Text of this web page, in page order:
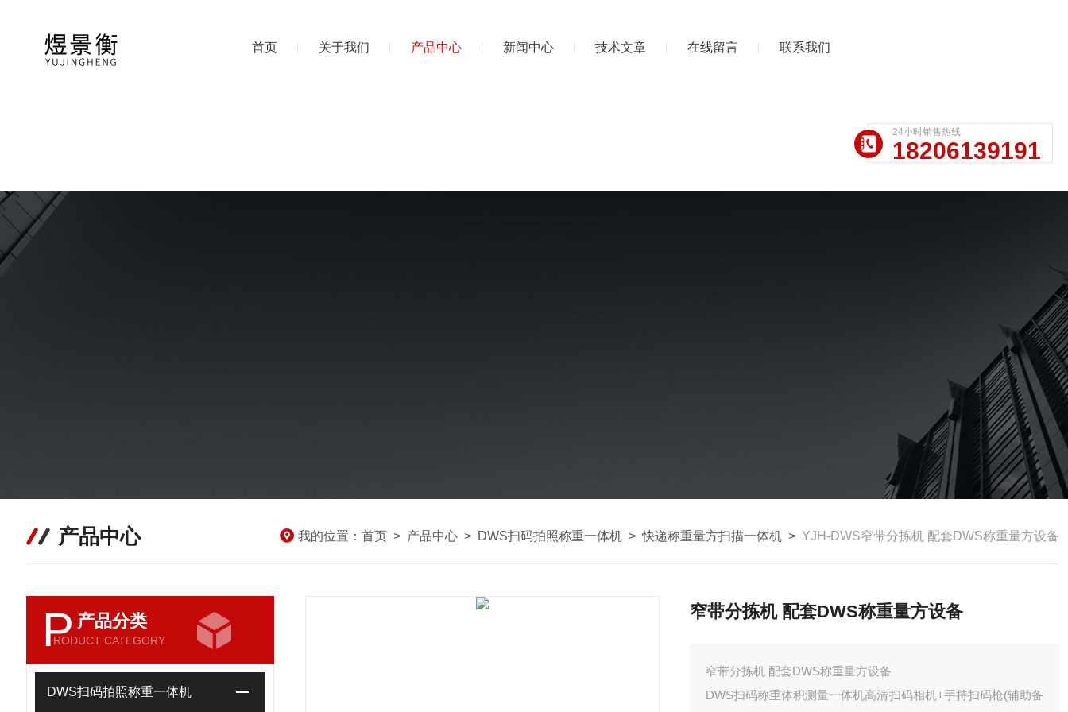
首页 关于我们 产品中心 新闻中心 技术文章 在线留言 联系我们
24小时销售热线
18206139191
产品中心 我的位置： 首页 > 产品中心 > DWS扫码拍照称重一体机 >快递称重量方扫描一体机 > YJH-DWS窄带分拣机 配套DWS称重量方设备
P 产品分类
RODUCT CATEGORY
DWS扫码拍照称重一体机
窄带分拣机 配套DWS称重量方设备
窄带分拣机 配套DWS称重量方设备
DWS扫码称重体积测量一体机高清扫码相机+手持扫码枪(辅助备